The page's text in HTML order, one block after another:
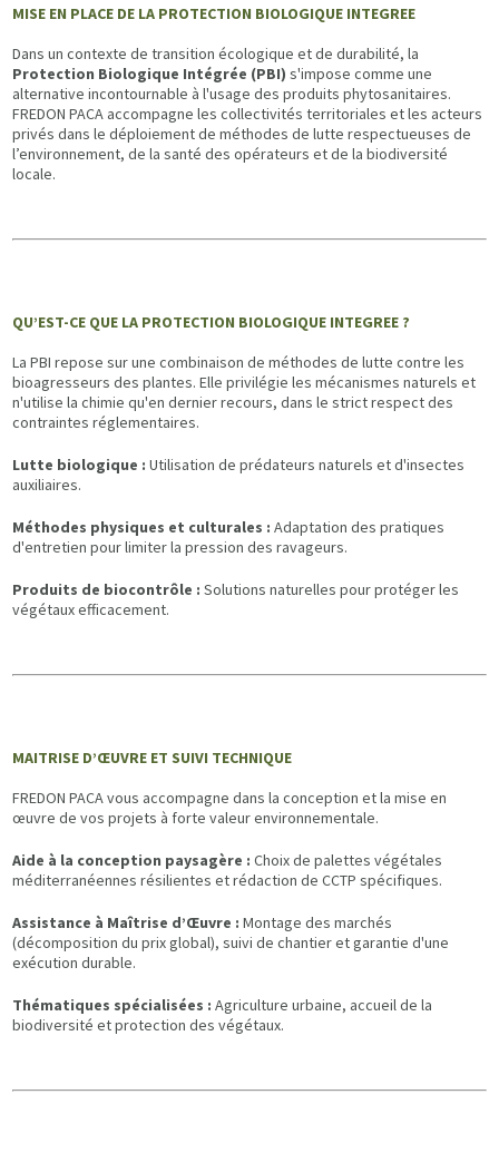
MISE EN PLACE DE LA PROTECTION BIOLOGIQUE INTEGREE
Dans un contexte de transition écologique et de durabilité, la
Protection Biologique Intégrée (PBI) s'impose comme une
alternative incontournable à l'usage des produits phytosanitaires.
FREDON PACA accompagne les collectivités territoriales et les acteurs
privés dans le déploiement de méthodes de lutte respectueuses de
l’environnement, de la santé des opérateurs et de la biodiversité
locale.
QU’EST-CE QUE LA PROTECTION BIOLOGIQUE INTEGREE ?
La PBI repose sur une combinaison de méthodes de lutte contre les
bioagresseurs des plantes. Elle privilégie les mécanismes naturels et
n'utilise la chimie qu'en dernier recours, dans le strict respect des
contraintes réglementaires.
Lutte biologique : Utilisation de prédateurs naturels et d'insectes
auxiliaires.
Méthodes physiques et culturales : Adaptation des pratiques
d'entretien pour limiter la pression des ravageurs.
Produits de biocontrôle : Solutions naturelles pour protéger les
végétaux efficacement.
MAITRISE D’ŒUVRE ET SUIVI TECHNIQUE
FREDON PACA vous accompagne dans la conception et la mise en
œuvre de vos projets à forte valeur environnementale.
Aide à la conception paysagère : Choix de palettes végétales
méditerranéennes résilientes et rédaction de CCTP spécifiques.
Assistance à Maîtrise d’Œuvre : Montage des marchés
(décomposition du prix global), suivi de chantier et garantie d'une
exécution durable.
Thématiques spécialisées : Agriculture urbaine, accueil de la
biodiversité et protection des végétaux.